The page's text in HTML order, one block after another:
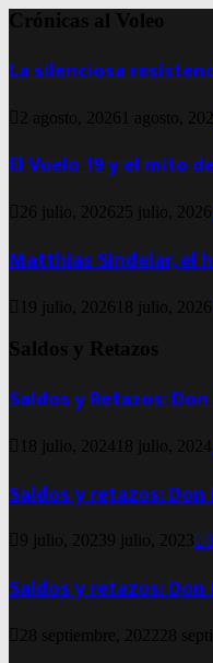
Crónicas al Voleo
La silenciosa
2 agosto, 2026 1 agosto,
El Vuelo 19 y el mito
26 julio, 2026 25 julio, 2026
Matthias Sindelar, el
19 julio, 2026 18 julio, 2026
Saldos y Retazos
Saldos y Retazos:
18 julio, 2024 18 julio, 2024
Saldos y retazos:
9 julio, 20239 julio, 2023 0
Saldos y retazos:
28 septiembre, 2022 28